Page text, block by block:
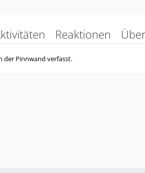
Reaktionen
der Pinnwand verfasst.